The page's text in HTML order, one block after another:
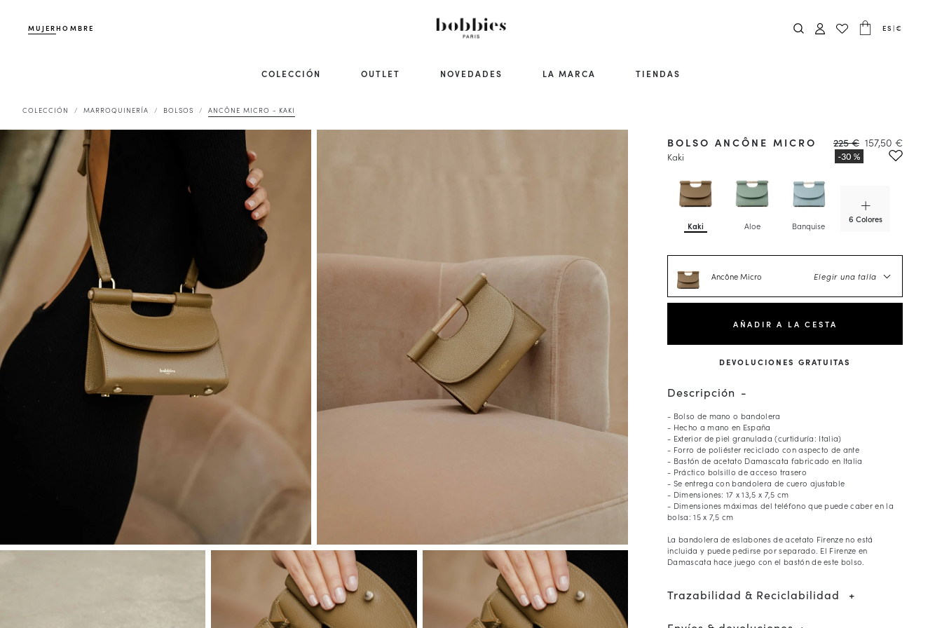
MUJERHOMBRE ES |€
COLECCIÓN OUTLET NOVEDADES LA MARCA TIENDAS
COLECCIÓN MARROQUINERÍA BOLSOS ANCÔNE MICRO - KAKI
Kaki Aloe Banquise
6 Colores
BOLSO ANCÔNE MICRO
Kaki
225 € 157,50 €
Ancône Micro Elegir una talla
AÑADIR A LA CESTA
DEVOLUCIONES GRATUITAS
Descripción
- Bolso de mano o bandolera
- Hecho a mano en España
- Exterior de piel granulada (curtiduría: Italia)
- Forro de poliéster reciclado con aspecto de ante
- Bastón de acetato Damascata fabricado en Italia
- Práctico bolsillo de acceso trasero
- Se entrega con bandolera de cuero ajustable
- Dimensiones: 17 x 13,5 x 7,5 cm
- Dimensiones máximas del teléfono que puede caber en la
bolsa: 15 x 7,5 cm
La bandolera de eslabones de acetato Firenze no está
incluida y puede pedirse por separado. El Firenze en
Damascata hace juego con el bastón de este bolso.
Trazabilidad & Reciclabilidad